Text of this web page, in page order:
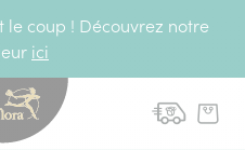
le coup ! Découvrez notre
ici